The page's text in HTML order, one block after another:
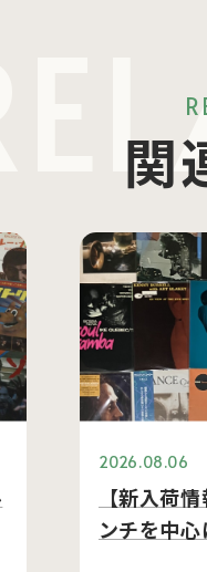
関
2026.08.06
【新入荷
ンチを中